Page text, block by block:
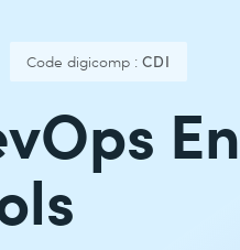
Code digicomp : CDI